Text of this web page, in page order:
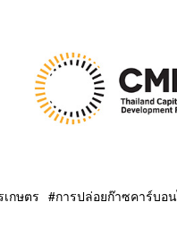
เกษตร การปล่อยก๊าซคาร์บอ